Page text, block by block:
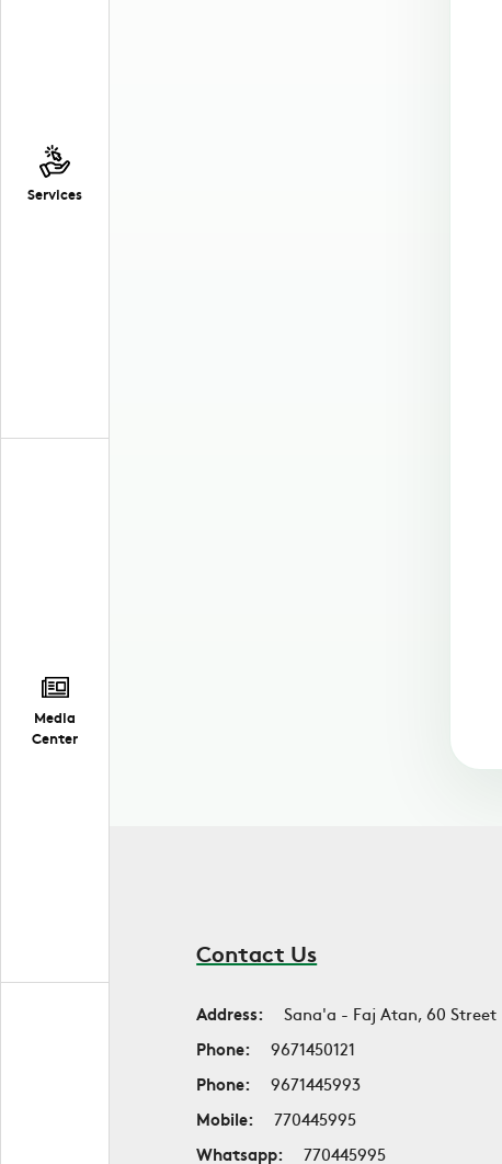
Services
Media
Center
Contact Us
Address:
Sana'a - Faj Atan, 60 Street
Phone:
9671450121
Phone:
9671445993
Mobile:
770445995
Whatsapp:
770445995